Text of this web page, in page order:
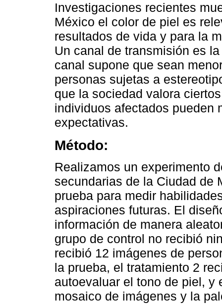
Investigaciones recientes
México el color de piel es
resultados de vida y para la
Un canal de transmisión es
canal supone que sean
personas sujetas a
que la sociedad valora
individuos afectados pueden
expectativas.
Método:
Realizamos un experimento
secundarias de la Ciudad de
prueba para medir
aspiraciones futuras. El
información de manera
grupo de control no recibió
recibió 12 imágenes de
la prueba, el tratamiento 2
autoevaluar el tono de piel, y
mosaico de imágenes y la